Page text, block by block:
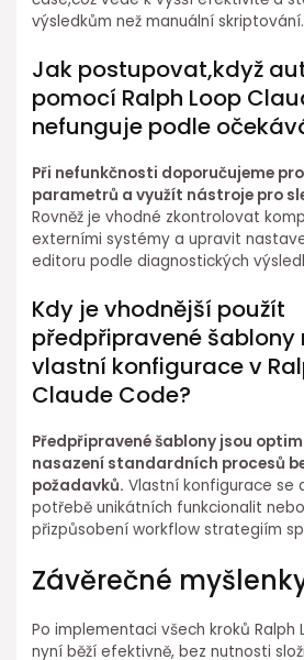
výsledkům než manuální skriptování.
Jak postupovat,když⁢
pomocí Ralph Loop
nefunguje podle
Při nefunkčnosti doporučujeme
parametrů a využít nástroje pro
Rovněž je vhodné zkontrolovat
externími systémy a upravit
editoru podle diagnostických
Kdy je vhodnější použít
předpřipravené
vlastní konfigurace v
Claude Code?
Předpřipravené šablony jsou
nasazení standardních procesů
požadavků. Vlastní konfigurace se
potřebě unikátních funkcionalit
přizpůsobení workflow strategiím
Závěrečné
Po implementaci všech kroků Ralph
nyní běží efektivně, bez nutnosti